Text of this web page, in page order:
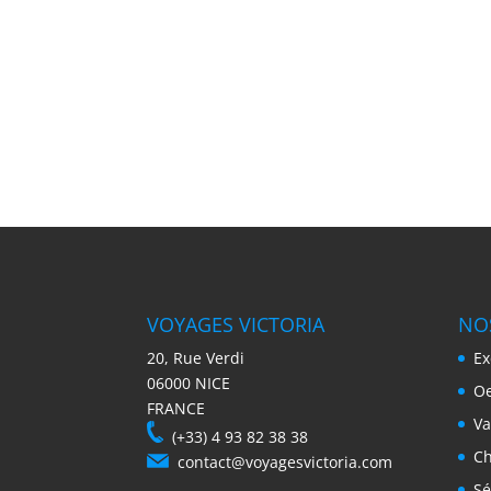
VOYAGES VICTORIA
20, Rue Verdi
06000 NICE
FRANCE
(+33) 4 93 82 38 38
contact@voyagesvictoria.com